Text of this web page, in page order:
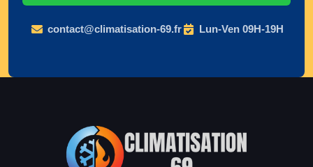
contact@climatisation-69.fr Lun-Ven 09H-19H